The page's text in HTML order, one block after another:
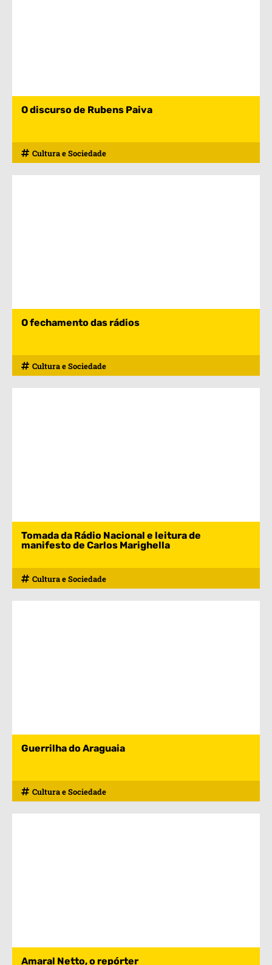
O discurso de Rubens Paiva
Cultura e Sociedade
O fechamento das rádios
Cultura e Sociedade
Tomada da Rádio Nacional e leitura de
manifesto de Carlos Marighella
Cultura e Sociedade
Guerrilha do Araguaia
Cultura e Sociedade
Amaral Netto, o repórter